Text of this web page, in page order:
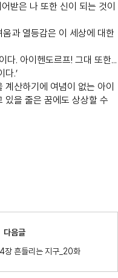
받은 나 또한 신이 되는 것이
과 열등감은 이 세상에 대한
다. 아이헨도르프! 그대 또한...
다.’
계산하기에 여념이 없는 아이
있을 줄은 꿈에도 상상할 수
다음글
장 흔들리는 지구_20화